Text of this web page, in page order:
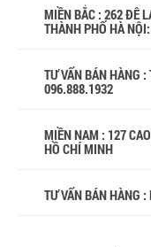
MIỀN BẮC : 262 ĐÊ
THÀNH PHỐ HÀ NỘI:
TƯ VẤN BÁN HÀNG
096.888.1932
MIỀN NAM : 127
HỒ CHÍ MINH
TƯ VẤN BÁN HÀNG